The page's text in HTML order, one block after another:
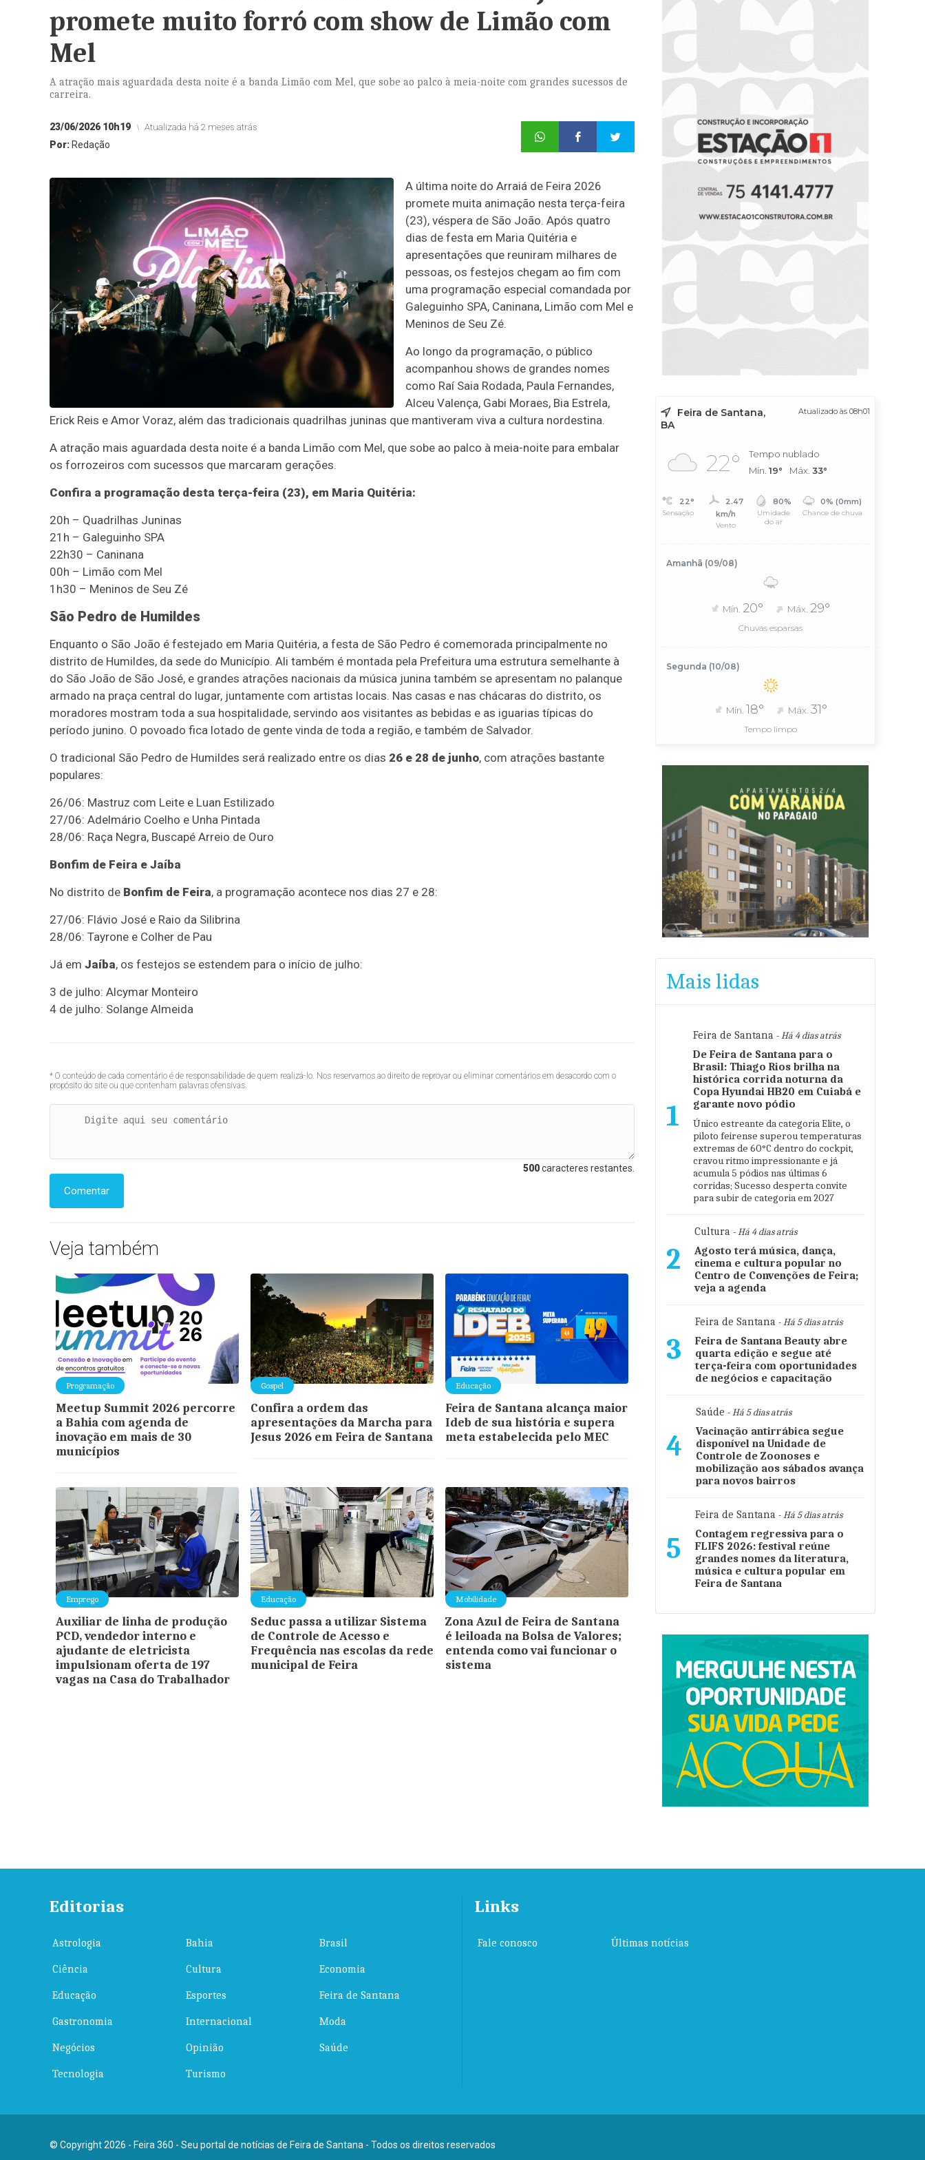
promete muito forró com show de Limão com
Mel
A atração mais aguardada desta noite é a banda Limão com Mel, que sobe ao palco à meia-noite com grandes sucessos de
carreira.
23/06/2026 10h19 Atualizada há 2 meses atrás
Por: Redação
A última noite do Arraiá de Feira 2026
promete muita animação nesta terça-feira
(23), véspera de São João. Após quatro
dias de festa em Maria Quitéria e
apresentações que reuniram milhares de
pessoas, os festejos chegam ao fim com
uma programação especial comandada por
Galeguinho SPA, Caninana, Limão com Mel e
Meninos de Seu Zé.
Ao longo da programação, o público
acompanhou shows de grandes nomes
como Raí Saia Rodada, Paula Fernandes,
Alceu Valença, Gabi Moraes, Bia Estrela,
Erick Reis e Amor Voraz, além das tradicionais quadrilhas juninas que mantiveram viva a cultura nordestina.
A atração mais aguardada desta noite é a banda Limão com Mel, que sobe ao palco à meia-noite para embalar
os forrozeiros com sucessos que marcaram gerações.
Confira a programação desta terça-feira (23), em Maria Quitéria:
20h – Quadrilhas Juninas
21h – Galeguinho SPA
22h30 – Caninana
00h – Limão com Mel
1h30 – Meninos de Seu Zé
São Pedro de Humildes
Enquanto o São João é festejado em Maria Quitéria, a festa de São Pedro é comemorada principalmente no
distrito de Humildes, da sede do Município. Ali também é montada pela Prefeitura uma estrutura semelhante à
do São João de São José, e grandes atrações nacionais da música junina também se apresentam no palanque
armado na praça central do lugar, juntamente com artistas locais. Nas casas e nas chácaras do distrito, os
moradores mostram toda a sua hospitalidade, servindo aos visitantes as bebidas e as iguarias típicas do
período junino. O povoado fica lotado de gente vinda de toda a região, e também de Salvador.
O tradicional São Pedro de Humildes será realizado entre os dias 26 e 28 de junho, com atrações bastante
populares:
26/06: Mastruz com Leite e Luan Estilizado
27/06: Adelmário Coelho e Unha Pintada
28/06: Raça Negra, Buscapé Arreio de Ouro
Bonfim de Feira e Jaíba
No distrito de Bonfim de Feira, a programação acontece nos dias 27 e 28:
27/06: Flávio José e Raio da Silibrina
28/06: Tayrone e Colher de Pau
Já em Jaíba, os festejos se estendem para o início de julho:
3 de julho: Alcymar Monteiro
4 de julho: Solange Almeida
* O conteúdo de cada comentário é de responsabilidade de quem realizá-lo. Nos reservamos ao direito de reprovar ou eliminar comentários em desacordo com o
propósito do site ou que contenham palavras ofensivas.
500caracteres restantes.
Comentar
Veja também
Programação
Meetup Summit 2026 percorre
a Bahia com agenda de
inovação em mais de 30
municípios
Gospel
Confira a ordem das
apresentações da Marcha para
Jesus 2026 em Feira de Santana
Educação
Feira de Santana alcança maior
Ideb de sua história e supera
meta estabelecida pelo MEC
Emprego
Auxiliar de linha de produção
PCD, vendedor interno e
ajudante de eletricista
impulsionam oferta de 197
vagas na Casa do Trabalhador
Educação
Seduc passa a utilizar Sistema
de Controle de Acesso e
Frequência nas escolas da rede
municipal de Feira
Mobilidade
Zona Azul de Feira de Santana
é leiloada na Bolsa de Valores;
entenda como vai funcionar o
sistema
Feira de Santana,
BA
Atualizado às 08h01
22°
Tempo nublado
Mín. 19° Máx. 33°
22°
Sensação
2.47
km/h
Vento
80%
Umidade
do ar
0% (0mm)
Chance de chuva
Amanhã (09/08)
Mín. 20° Máx. 29°
Chuvas esparsas
Segunda (10/08)
Mín. 18° Máx. 31°
Tempo limpo
Mais lidas
1
Feira de Santana - Há 4 dias atrás
De Feira de Santana para o
Brasil: Thiago Rios brilha na
histórica corrida noturna da
Copa Hyundai HB20 em Cuiabá e
garante novo pódio
Único estreante da categoria Elite, o
piloto feirense superou temperaturas
extremas de 60°C dentro do cockpit,
cravou ritmo impressionante e já
acumula 5 pódios nas últimas 6
corridas; Sucesso desperta convite
para subir de categoria em 2027
2
Cultura - Há 4 dias atrás
Agosto terá música, dança,
cinema e cultura popular no
Centro de Convenções de Feira;
veja a agenda
3
Feira de Santana - Há 5 dias atrás
Feira de Santana Beauty abre
quarta edição e segue até
terça-feira com oportunidades
de negócios e capacitação
4
Saúde - Há 5 dias atrás
Vacinação antirrábica segue
disponível na Unidade de
Controle de Zoonoses e
mobilização aos sábados avança
para novos bairros
5
Feira de Santana - Há 5 dias atrás
Contagem regressiva para o
FLIFS 2026: festival reúne
grandes nomes da literatura,
música e cultura popular em
Feira de Santana
Editorias
Astrologia Bahia Brasil
Ciência Cultura Economia
Educação Esportes Feira de Santana
Gastronomia Internacional Moda
Negócios Opinião Saúde
Tecnologia Turismo
Links
Fale conosco Últimas notícias
© Copyright 2026 - Feira 360 - Seu portal de notícias de Feira de Santana - Todos os direitos reservados